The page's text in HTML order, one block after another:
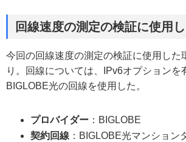
回線速度の測定の検証に使用
今回の回線速度の測定の検証に使用した
り。回線については、IPv6オプションを
BIGLOBE光の回線を使用した。
プロバイダー：BIGLOBE
契約回線：BIGLOBE光マンション